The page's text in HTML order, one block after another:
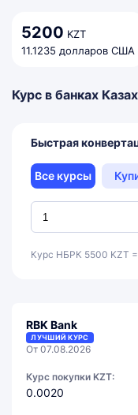
5200 KZT
11.1235 долларов США
Курс в банках
Быстрая
Все курсы
Курс НБРК 5500 KZT =
RBK Bank
ЛУЧШИЙ КУРС
От 07.08.2026
Курс покупки KZT:
0.0020